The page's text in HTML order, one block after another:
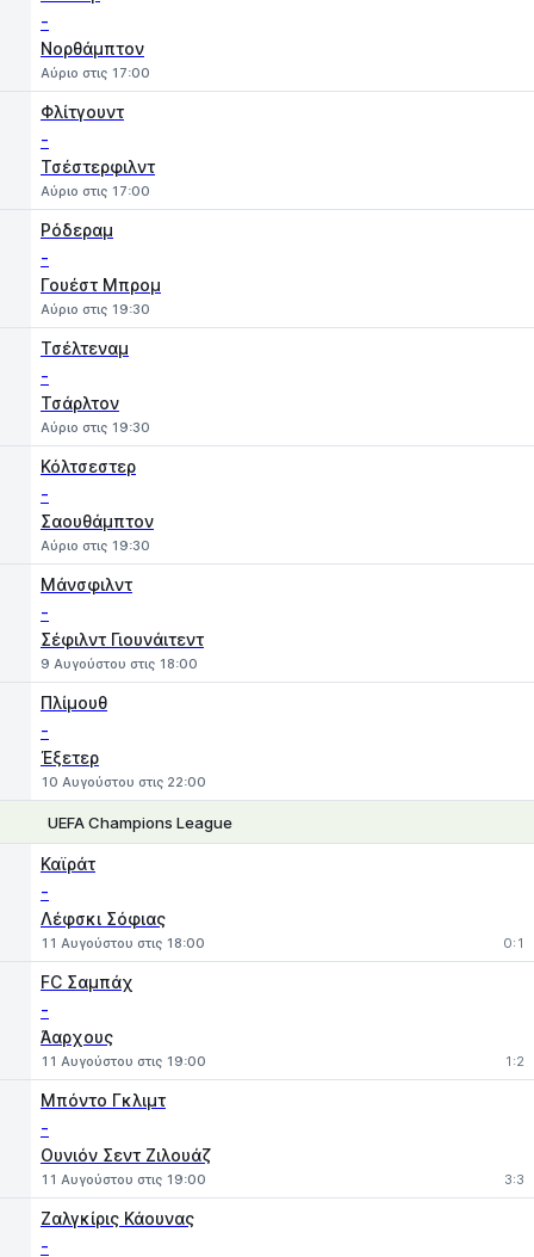
-
Νορθάμπτον
Αύριο στις 17:00
Φλίτγουντ
-
Τσέστερφιλντ
Αύριο στις 17:00
Ρόδεραμ
-
Γουέστ Μπρομ
Αύριο στις 19:30
Τσέλτεναμ
-
Τσάρλτον
Αύριο στις 19:30
Κόλτσεστερ
-
Σαουθάμπτον
Αύριο στις 19:30
Μάνσφιλντ
-
Σέφιλντ Γιουνάιτεντ
9 Αυγούστου στις 18:00
Πλίμουθ
-
Έξετερ
10 Αυγούστου στις 22:00
UEFA Champions League
Καϊράτ
-
Λέφσκι Σόφιας
11 Αυγούστου στις 18:00 0:1
FC Σαμπάχ
-
Άαρχους
11 Αυγούστου στις 19:00 1:2
Μπόντο Γκλιμτ
-
Ουνιόν Σεντ Ζιλουάζ
11 Αυγούστου στις 19:00 3:3
Ζαλγκίρις Κάουνας
-